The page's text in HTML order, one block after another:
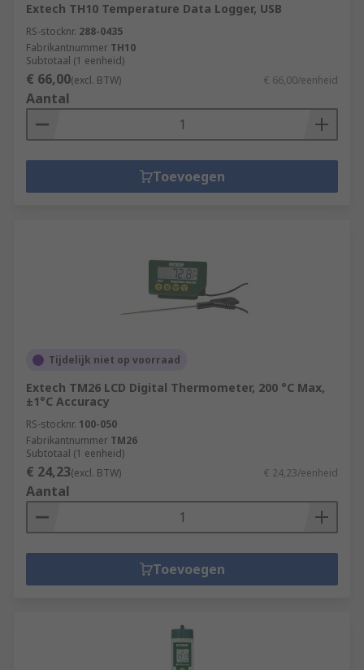
Extech TH10 Temperature Data Logger, USB
RS-stocknr. 288-0435
Fabrikantnummer TH10
Subtotaal (1 eenheid)
€ 66,00(excl. BTW) € 66,00/eenheid
Aantal
Toevoegen
Tijdelijk niet op voorraad
Extech TM26 LCD Digital Thermometer, 200 °C Max,
±1°C Accuracy
RS-stocknr. 100-050
Fabrikantnummer TM26
Subtotaal (1 eenheid)
€ 24,23(excl. BTW) € 24,23/eenheid
Aantal
Toevoegen